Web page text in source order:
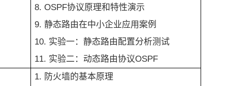
8. OSPF协议原理和特性演示
9. 静态路由在中小企业应用案例
10. 实验一：静态路由配置分析测试
11. 实验二：动态路由协议OSPF
1. 防火墙的基本原理